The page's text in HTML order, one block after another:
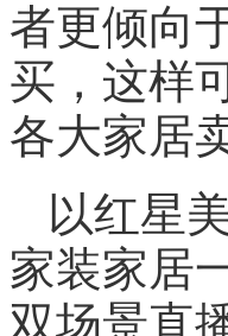
者更倾向
买，这样
各大家居
以红星
家装家居
双场景直